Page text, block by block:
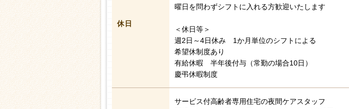
休日
曜日を問わずシフトに入れる方歓迎いたします
＜休日等＞
週2日～4日休み 1か月単位のシフトによる
希望休制度あり
有給休暇 半年後付与（常勤の場合10日）
慶弔休暇制度
サービス付高齢者専用住宅の夜間ケアスタッフ